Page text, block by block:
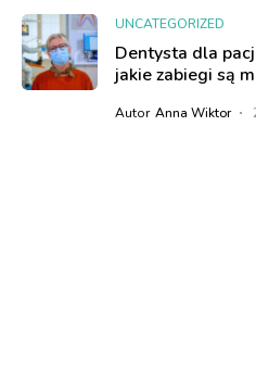
UNCATEGORIZED
Dentysta dla
jakie zabiegi są
Autor Anna Wiktor